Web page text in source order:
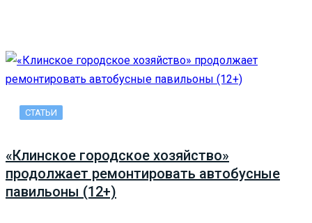
СТАТЬИ
«Клинское городское хозяйство»
продолжает ремонтировать автобусные
павильоны (12+)